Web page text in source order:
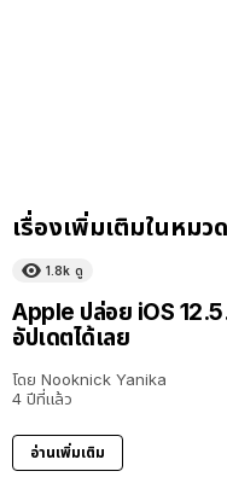
เรื่องเพิ่มเติมในหมว
1.8k ดู
Apple ปล่อย iOS
อัปเดตได้เลย
โดย Nooknick Yanika
4 ปีที่แล้ว
อ่านเพิ่มเติม